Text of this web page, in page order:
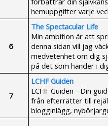
hemuppgifter varje
6
The Spectacular Life
Min ambition är att
denna sidan vill jag
medvetenhet om dig
på det som händer i
7
LCHF Guiden
LCHF Guiden - Din
från efterrätter till
blogginlägg,